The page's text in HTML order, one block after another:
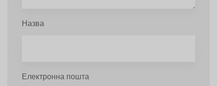
Назва
Електронна пошта